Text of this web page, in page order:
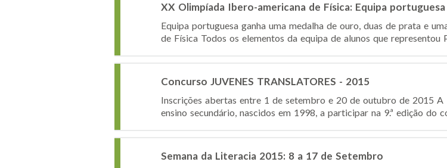
XX Olimpíada Ibero-americana de Física: Equipa
Equipa portuguesa ganha uma medalha de ouro, duas de prata e
de Física Todos os elementos da equipa de alunos que
Concurso JUVENES TRANSLATORES - 2015
Inscrições abertas entre 1 de setembro e 20 de outubro de 2015 A
ensino secundário, nascidos em 1998, a participar na 9.ª edição do
Semana da Literacia 2015: 8 a 17 de Setembro